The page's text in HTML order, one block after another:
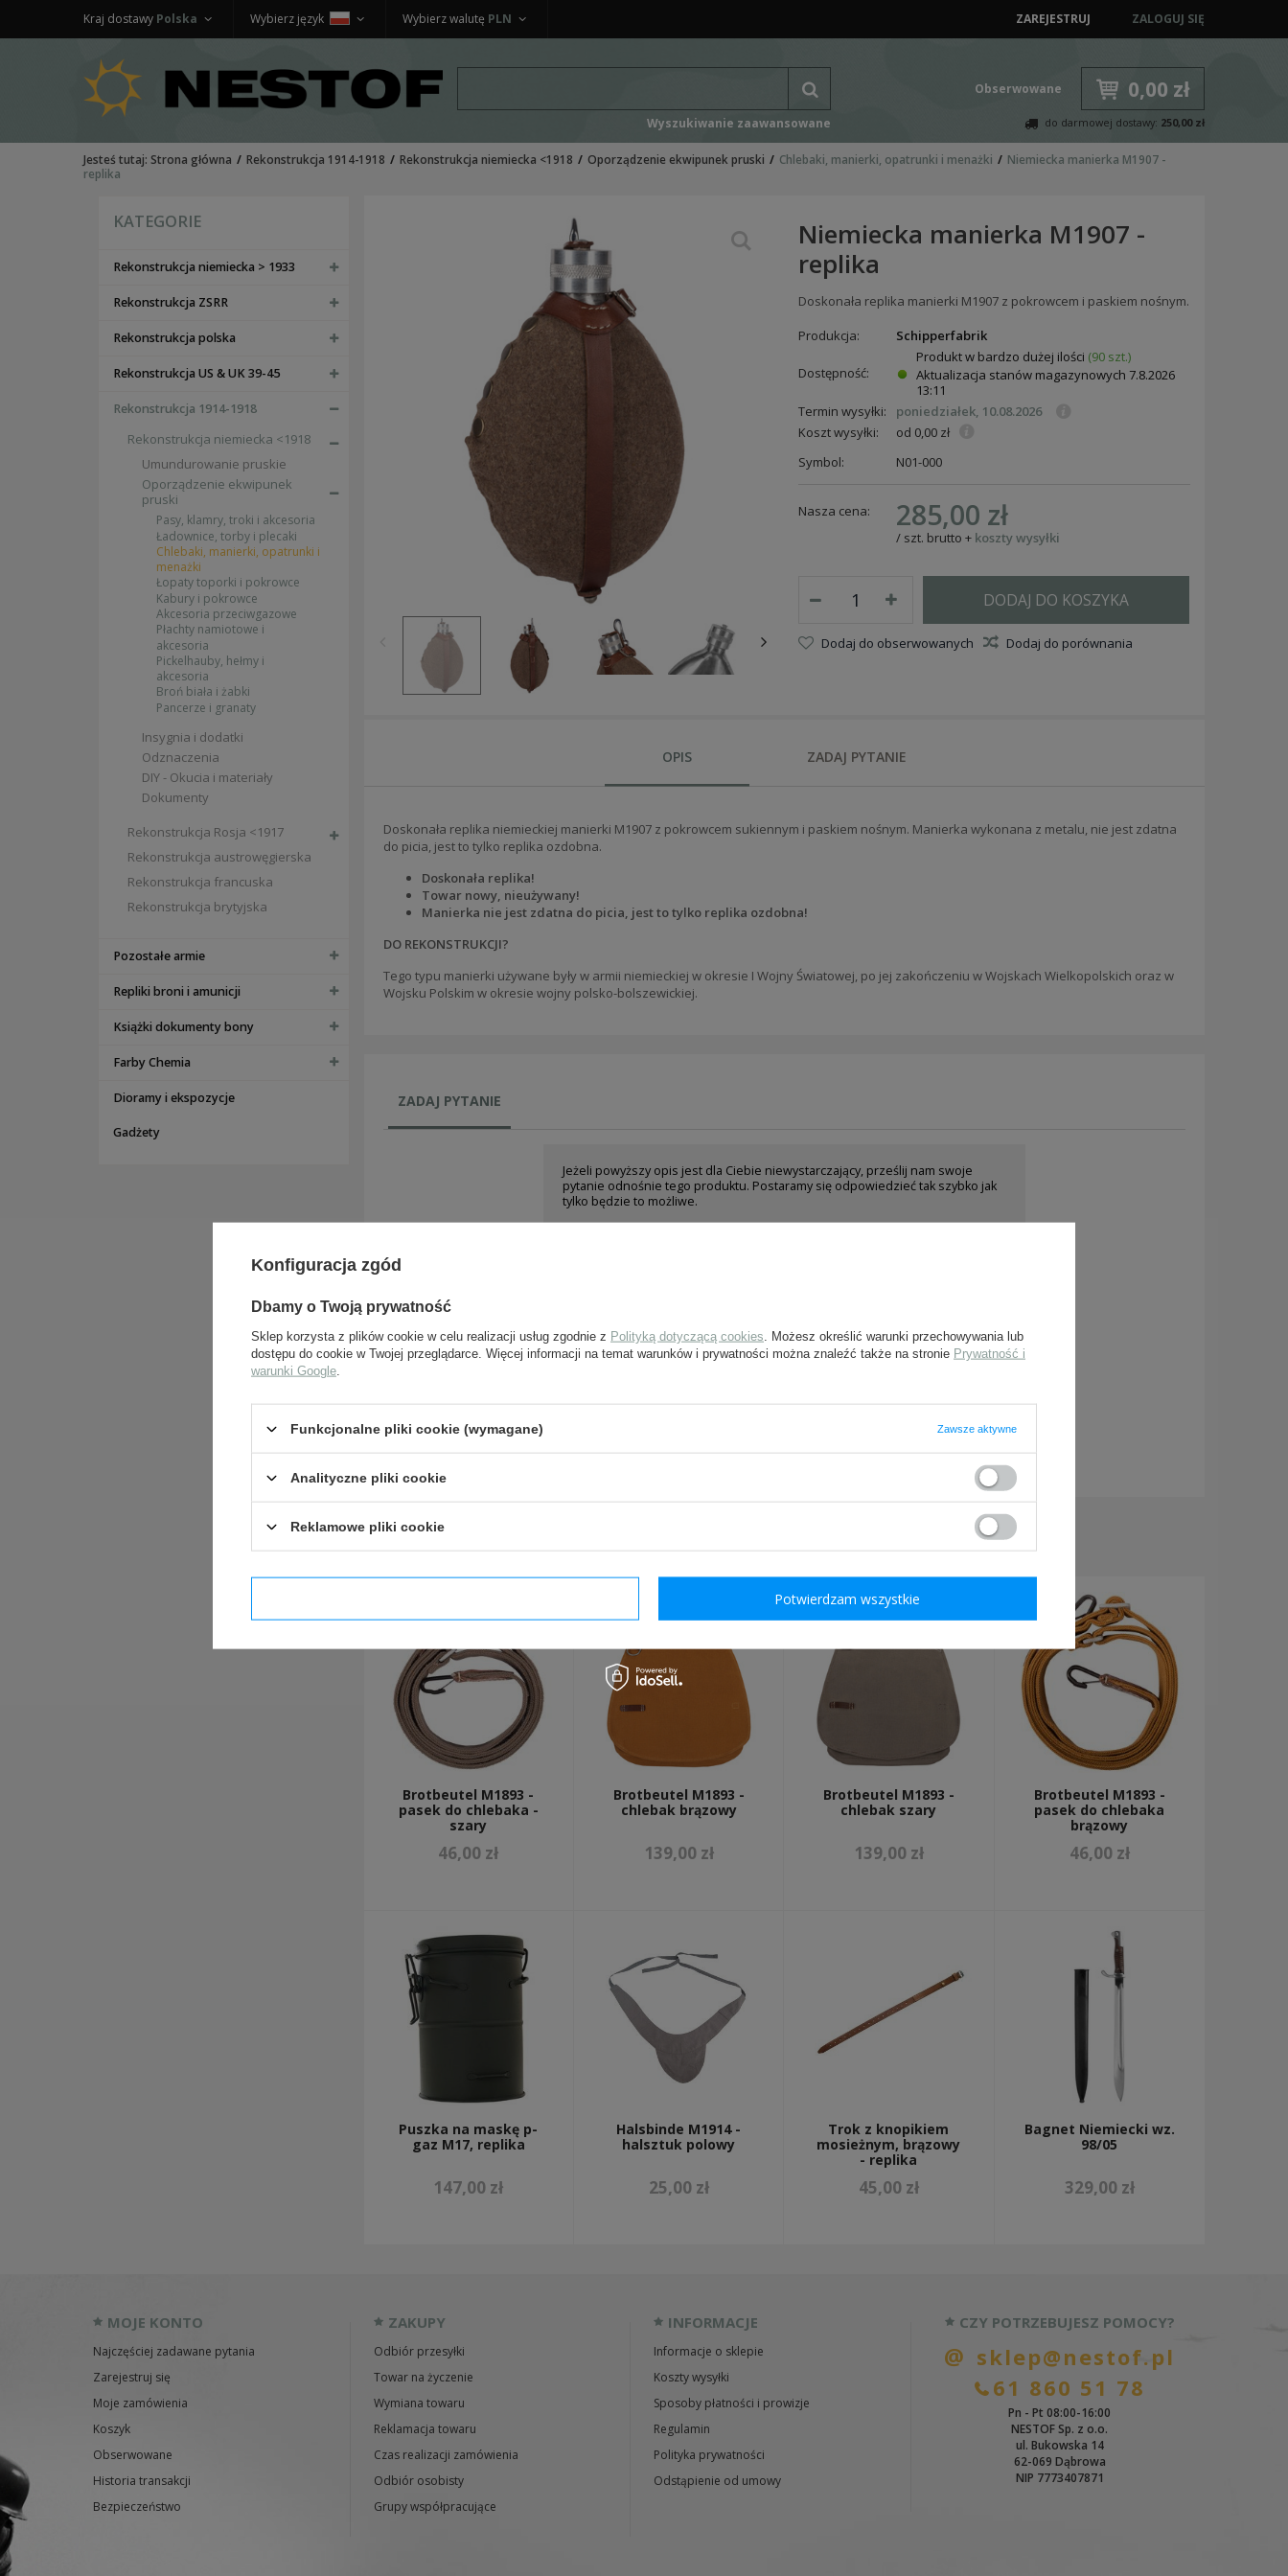
ZAREJESTRUJ ZALOGUJ SIĘ
Wybierz walutę PLN
Wybierz język
Kraj dostawy Polska
Wyszukiwanie zaawansowane
Obserwowane 0,00 zł
do darmowej dostawy: 250,00 zł
Jesteś tutaj: Strona główna Rekonstrukcja 1914-1918 Rekonstrukcja niemiecka <1918 Oporządzenie ekwipunek pruski Chlebaki, manierki, opatrunki i menażki
Niemiecka manierka M1907 -
replika
KATEGORIE
Rekonstrukcja niemiecka > 1933
Rekonstrukcja ZSRR
Rekonstrukcja polska
Rekonstrukcja US & UK 39-45
Rekonstrukcja 1914-1918
Rekonstrukcja niemiecka <1918
Umundurowanie pruskie
Oporządzenie ekwipunek
pruski
Pasy, klamry, troki i akcesoria
Ładownice, torby i plecaki
Chlebaki, manierki, opatrunki i
menażki
Łopaty toporki i pokrowce
Kabury i pokrowce
Akcesoria przeciwgazowe
Płachty namiotowe i
akcesoria
Pickelhauby, hełmy i
akcesoria
Broń biała i żabki
Pancerze i granaty
Insygnia i dodatki
Odznaczenia
DIY - Okucia i materiały
Dokumenty
Rekonstrukcja Rosja <1917
Rekonstrukcja austrowęgierska
Rekonstrukcja francuska
Rekonstrukcja brytyjska
Pozostałe armie
Repliki broni i amunicji
Książki dokumenty bony
Farby Chemia
Dioramy i ekspozycje
Gadżety
Niemiecka manierka M1907 -
replika
Doskonała replika manierki M1907 z pokrowcem i paskiem nośnym.
Produkcja:
Schipperfabrik
Dostępność:
Produkt w bardzo dużej ilości (90 szt.)
Aktualizacja stanów magazynowych 7.8.2026
13:11
Termin wysyłki:
poniedziałek, 10.08.2026
Koszt wysyłki:
od 0,00 zł
Symbol:
N01-000
Nasza cena: 285,00 zł
/ szt. brutto+ koszty wysyłki
DODAJ DO KOSZYKA
Dodaj do obserwowanych Dodaj do porównania
OPIS ZADAJ PYTANIE
Doskonała replika niemieckiej manierki M1907 z pokrowcem sukiennym i paskiem nośnym. Manierka wykonana z metalu, nie jest zdatna
do picia, jest to tylko replika ozdobna.
Doskonała replika!
Towar nowy, nieużywany!
Manierka nie jest zdatna do picia, jest to tylko replika ozdobna!
DO REKONSTRUKCJI?
Tego typu manierki używane były w armii niemieckiej w okresie I Wojny Światowej, po jej zakończeniu w Wojskach Wielkopolskich oraz w
Wojsku Polskim w okresie wojny polsko-bolszewickiej.
ZADAJ PYTANIE
Jeżeli powyższy opis jest dla Ciebie niewystarczający, prześlij nam swoje
pytanie odnośnie tego produktu. Postaramy się odpowiedzieć tak szybko jak
tylko będzie to możliwe.
INNI Z TYM PRODUKTEM KUPILI TAKŻE:
Brotbeutel M1893 -
pasek do chlebaka -
szary
46,00 zł
Brotbeutel M1893 -
chlebak brązowy
139,00 zł
Brotbeutel M1893 -
chlebak szary
139,00 zł
Brotbeutel M1893 -
pasek do chlebaka
brązowy
46,00 zł
Puszka na maskę p-
gaz M17, replika
147,00 zł
Halsbinde M1914 -
halsztuk polowy
25,00 zł
Trok z knopikiem
mosieżnym, brązowy
- replika
45,00 zł
Bagnet Niemiecki wz.
98/05
329,00 zł
MOJE KONTO
Najczęściej zadawane pytania
Zarejestruj się
Moje zamówienia
Koszyk
Obserwowane
Historia transakcji
Bezpieczeństwo
ZAKUPY
Odbiór przesyłki
Towar na życzenie
Wymiana towaru
Reklamacja towaru
Czas realizacji zamówienia
Odbiór osobisty
Grupy współpracujące
INFORMACJE
Informacje o sklepie
Koszty wysyłki
Sposoby płatności i prowizje
Regulamin
Polityka prywatności
Odstąpienie od umowy
CZY POTRZEBUJESZ POMOCY?
sklep@nestof.pl
61 860 51 78
Pn - Pt 08:00-16:00
NESTOF Sp. z o.o.
ul. Bukowska 14
62-069 Dąbrowa
NIP 7773407871
Konfiguracja zgód
Dbamy o Twoją prywatność
Sklep korzysta z plików cookie w celu realizacji usług zgodnie z Polityką dotyczącą cookies . Możesz określić warunki przechowywania lub
dostępu do cookie w Twojej przeglądarce. Więcej informacji na temat warunków i prywatności można znaleźć także na stronie Prywatność i
warunki Google
Funkcjonalne pliki cookie (wymagane) Zawsze aktywne
Analityczne pliki cookie
Reklamowe pliki cookie
Potwierdzam wszystkie